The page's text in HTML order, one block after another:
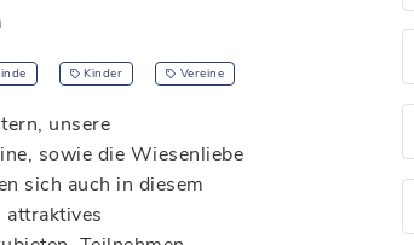
Kinder Vereine
unsere
sowie die Wiesenliebe
sich auch in diesem
attraktives